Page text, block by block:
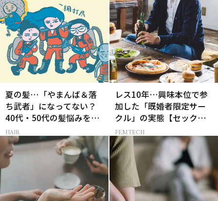
夏の髪…「やまんば＆落
ち武者」になってない？
40代・50代の髪悩みをレ
スキューする裏ワザ
HAIR
レス10年…興味本位で参
加した「既婚者限定サー
クル」の実態【セックス
レス AND THE CITY -女た
ちの告白-】
FEMTECH